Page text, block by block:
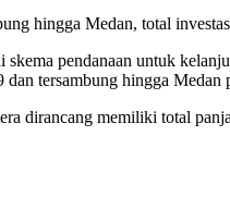
hingga Medan, total
pendanaan untuk
dan tersambung hingga Medan
dirancang memiliki total